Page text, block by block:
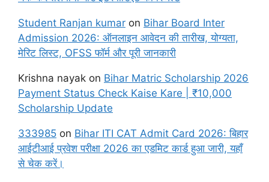
Student Ranjan kumar on Bihar Board Inter
Admission 2026: ऑनलाइन आवेदन की तारीख, योग्यता,
मेरिट लिस्ट, OFSS फॉर्म और पूरी जानकारी
Krishna nayak on Bihar Matric Scholarship 2026
Payment Status Check Kaise Kare | ₹10,000
Scholarship Update
333985 on Bihar ITI CAT Admit Card 2026: बिहार
आईटीआई प्रवेश परीक्षा 2026 का एडमिट कार्ड हुआ जारी, यहाँ
से चेक करें।